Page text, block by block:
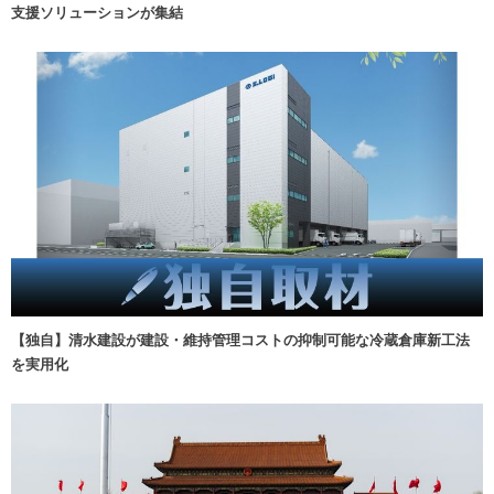
支援ソリューションが集結
【独自】清水建設が建設・維持管理コストの抑制可能な冷蔵倉庫新工法
を実用化